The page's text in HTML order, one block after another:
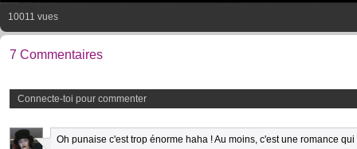
10011 vues
7 Commentaires
Connecte-toi pour commenter
Oh punaise c'est trop énorme haha ! Au moins, c'est une romance